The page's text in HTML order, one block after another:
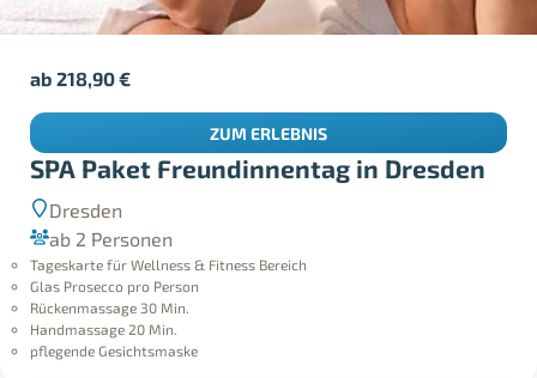
SPA Paket Freundinnentag in Dresden
Dresden
ab 2 Personen
Tageskarte für Wellness & Fitness Bereich
Glas Prosecco pro Person
Rückenmassage 30 Min.
Handmassage 20 Min.
pflegende Gesichtsmaske
ab218,90€
ZUM ERLEBNIS